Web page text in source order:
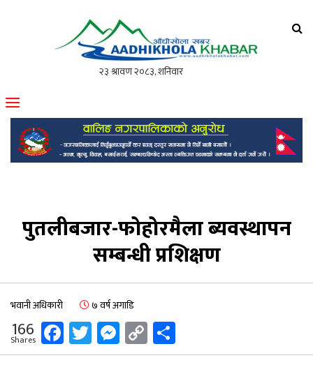
मोफसलकै लोकप्रिय अनलाइन पत्रिका
पुतलीबजार-फोहोरमैला ब्यवस्थापन
सम्बन्धी प्रशिक्षण
भवानी अधिकारी ७ वर्ष अगाडि
166
Shares Facebook
Twitter
Messenger
Copy
Link